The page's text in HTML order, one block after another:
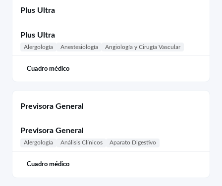
Plus Ultra
Plus Ultra
Alergología Anestesiología Angiología y Cirugía Vascular
Cuadro médico
Previsora General
Previsora General
Alergología Análisis Clínicos Aparato Digestivo
Cuadro médico